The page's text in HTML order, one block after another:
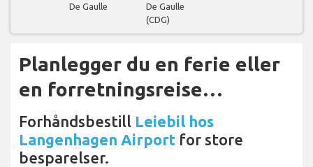
De Gaulle
De Gaulle
(CDG)
Planlegger du en ferie eller
en forretningsreise…
Forhåndsbestill Leiebil hos
Langenhagen Airport for store
besparelser.